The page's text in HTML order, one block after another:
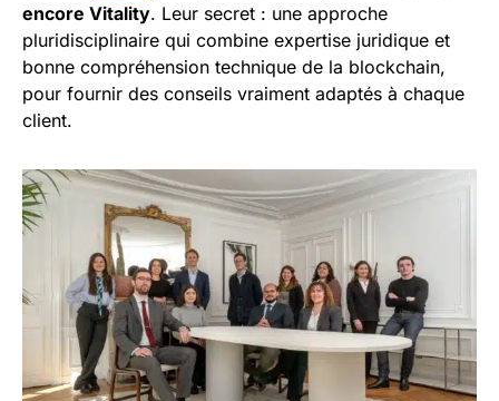
encore Vitality. Leur secret : une approche
pluridisciplinaire qui combine expertise juridique et
bonne compréhension technique de la blockchain,
pour fournir des conseils vraiment adaptés à chaque
client.